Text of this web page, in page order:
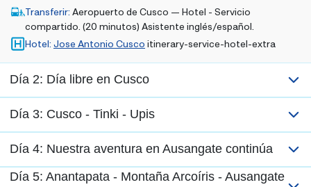
Transferir: Aeropuerto de Cusco — Hotel - Servicio
compartido. (20 minutos) Asistente inglés/español.
Hotel: Jose Antonio Cusco itinerary-service-hotel-extra
Día 2: Día libre en Cusco
Día 3: Cusco - Tinki - Upis
Día 4: Nuestra aventura en Ausangate continúa
Día 5: Anantapata - Montaña Arcoíris - Ausangate